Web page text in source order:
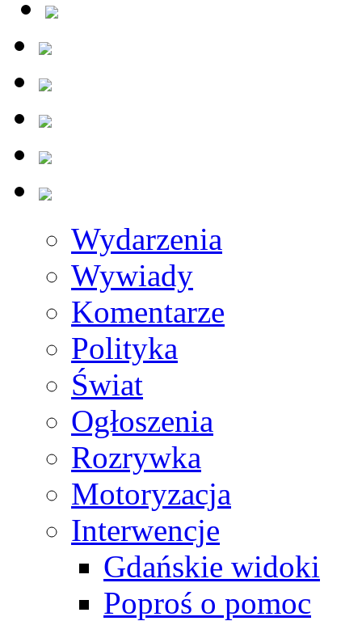
Wydarzenia
Wywiady
Komentarze
Polityka
Świat
Ogłoszenia
Rozrywka
Motoryzacja
Interwencje
Gdańskie widoki
Poproś o pomoc